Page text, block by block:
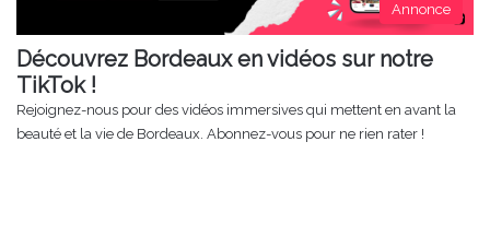
Annonce
Découvrez Bordeaux en vidéos sur notre
TikTok !
Rejoignez-nous pour des vidéos immersives qui mettent en avant la
beauté et la vie de Bordeaux. Abonnez-vous pour ne rien rater !